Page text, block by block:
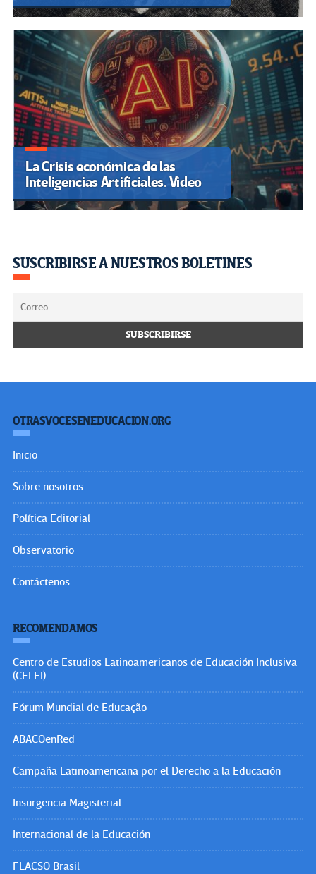
La Crisis económica de las
Inteligencias Artificiales. Video
SUSCRIBIRSE A NUESTROS BOLETINES
OTRASVOCESENEDUCACION.ORG
Inicio
Sobre nosotros
Política Editorial
Observatorio
Contáctenos
RECOMENDAMOS
Centro de Estudios Latinoamericanos de Educación Inclusiva
(CELEI)
Fórum Mundial de Educação
ABACOenRed
Campaña Latinoamericana por el Derecho a la Educación
Insurgencia Magisterial
Internacional de la Educación
FLACSO Brasil